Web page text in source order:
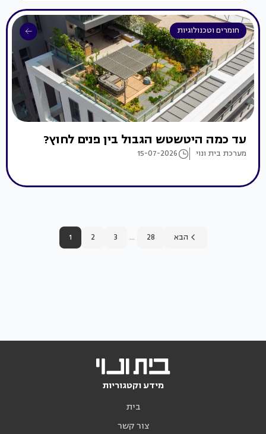
חומרים וטכנולוגיות
עד כמה היטשטש הגבול בין פנים לחוץ?
מערכת בית ונוי 15-07-2026
1 2 3 ... 28 הבא
מידע וקטגוריות
בית
צור קשר